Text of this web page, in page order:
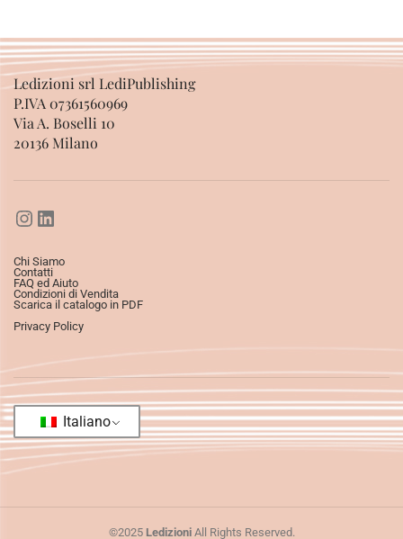
Ledizioni srl LediPublishing
P.IVA 07361560969
Via A. Boselli 10
20136 Milano
Chi Siamo
Contatti
FAQ ed Aiuto
Condizioni di Vendita
Scarica il catalogo in PDF
Privacy Policy
Italiano
©2025 LedizioniAll Rights Reserved.